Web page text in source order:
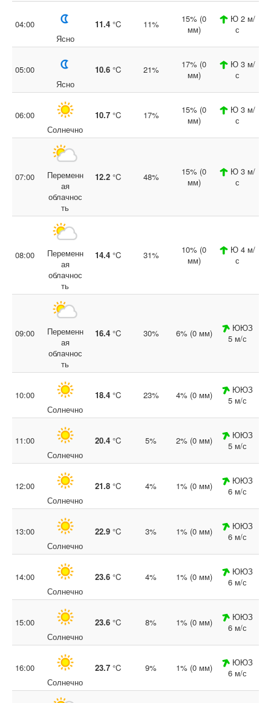
04:00
Ясно
11.4 °C 11%
15% (0
мм)
Ю 2 м/
с
05:00
Ясно
10.6 °C 21%
17% (0
мм)
Ю 3 м/
с
06:00
Солнечно
10.7 °C 17%
15% (0
мм)
Ю 3 м/
с
07:00
Переменн
ая
облачнос
ть
12.2 °C 48%
15% (0
мм)
Ю 3 м/
с
08:00
Переменн
ая
облачнос
ть
14.4 °C 31%
10% (0
мм)
Ю 4 м/
с
09:00
Переменн
ая
облачнос
ть
16.4 °C 30% 6% (0 мм)
ЮЮЗ
5 м/с
10:00
Солнечно
18.4 °C 23% 4% (0 мм)
ЮЮЗ
5 м/с
11:00
Солнечно
20.4 °C 5% 2% (0 мм)
ЮЮЗ
5 м/с
12:00
Солнечно
21.8 °C 4% 1% (0 мм)
ЮЮЗ
6 м/с
13:00
Солнечно
22.9 °C 3% 1% (0 мм)
ЮЮЗ
6 м/с
14:00
Солнечно
23.6 °C 4% 1% (0 мм)
ЮЮЗ
6 м/с
15:00
Солнечно
23.6 °C 8% 1% (0 мм)
ЮЮЗ
6 м/с
16:00
Солнечно
23.7 °C 9% 1% (0 мм)
ЮЮЗ
6 м/с